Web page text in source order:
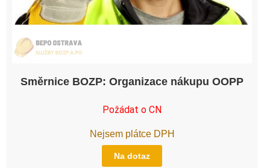
Směrnice BOZP: Organizace nákupu OOPP
Požádat o CN
Nejsem plátce DPH
Na dotaz